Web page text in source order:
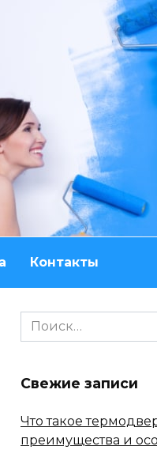
Контакты
Search
for:
Свежие записи
Что такое
преимущества и